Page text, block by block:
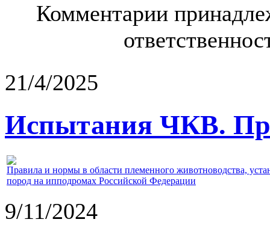
Комментарии
21/4/2025
Испытания ЧКВ.
Правила и нормы в области племенного животноводства,
пород на ипподромах Российской Федерации
9/11/2024